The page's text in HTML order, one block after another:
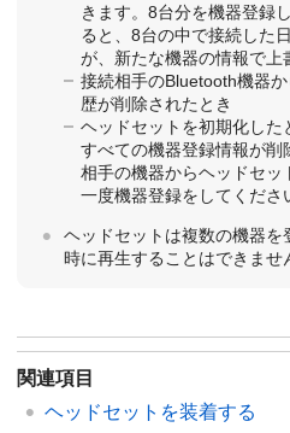
きます。8台分を機器登録
ると、8台の中で接続した
が、新たな機器の情報で上
接続相手のBluetooth機器
歴が削除されたとき
ヘッドセットを初期化した
すべての機器登録情報が
相手の機器からヘッドセッ
一度機器登録をしてくださ
ヘッドセットは複数の機器を
時に再生することはできませ
関連項目
ヘッドセットを装着する